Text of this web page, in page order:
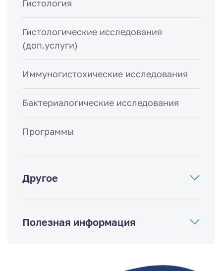
Гистология
Гистологические исследования
(доп.услуги)
Иммуногистохические исследования
Бактериалогические исследования
Программы
Другое
Полезная информация